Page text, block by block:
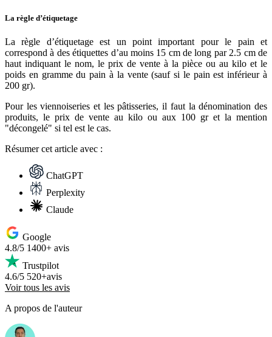
La règle d’étiquetage
La règle d’étiquetage est un point important pour le pain et
correspond à des étiquettes d’au moins 15 cm de long par 2.5 cm de
haut indiquant le nom, le prix de vente à la pièce ou au kilo et le
poids en gramme du pain à la vente (sauf si le pain est inférieur à
200 gr).
Pour les viennoiseries et les pâtisseries, il faut la dénomination des
produits, le prix de vente au kilo ou aux 100 gr et la mention
"décongelé" si tel est le cas.
Résumercet article avec :
ChatGPT
Perplexity
Claude
Google
4.8/5 1400+ avis
Trustpilot
4.6/5 520+avis
Voir tous les avis
A propos de l'auteur